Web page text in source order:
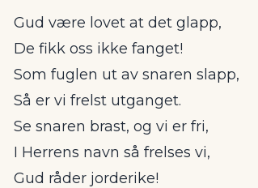
Gud være lovet at det glapp,
De fikk oss ikke fanget!
Som fuglen ut av snaren slapp,
Så er vi frelst utganget.
Se snaren brast, og vi er fri,
I Herrens navn så frelses vi,
Gud råder jorderike!